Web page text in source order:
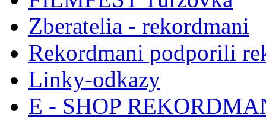
Zberatelia - rekordmani
Rekordmani podporili
Linky-odkazy
E - SHOP